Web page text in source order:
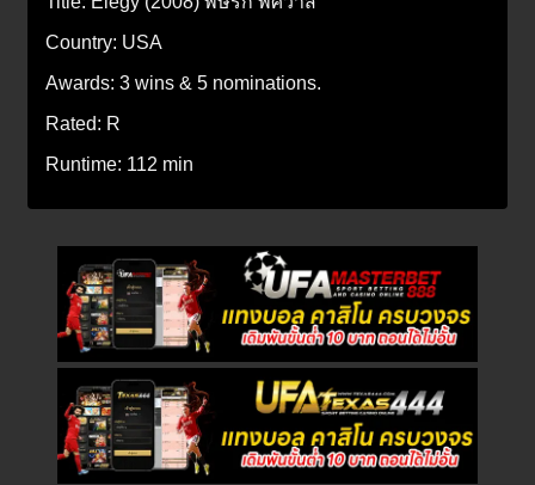
Country: USA
Awards: 3 wins & 5 nominations.
Rated: R
Runtime: 112 min